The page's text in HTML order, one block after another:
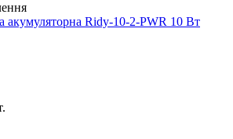
акумуляторна Ridy-10-2-PWR 10 Вт